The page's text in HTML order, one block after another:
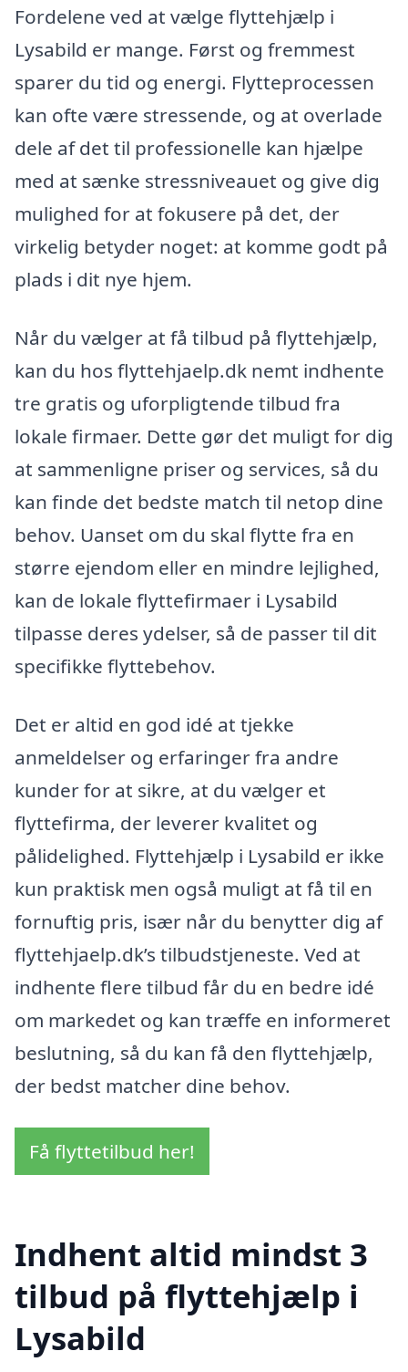
Fordelene ved at vælge flyttehjælp i
Lysabild er mange. Først og fremmest
sparer du tid og energi. Flytteprocessen
kan ofte være stressende, og at overlade
dele af det til professionelle kan hjælpe
med at sænke stressniveauet og give dig
mulighed for at fokusere på det, der
virkelig betyder noget: at komme godt på
plads i dit nye hjem.
Når du vælger at få tilbud på flyttehjælp,
kan du hos flyttehjaelp.dk nemt indhente
tre gratis og uforpligtende tilbud fra
lokale firmaer. Dette gør det muligt for dig
at sammenligne priser og services, så du
kan finde det bedste match til netop dine
behov. Uanset om du skal flytte fra en
større ejendom eller en mindre lejlighed,
kan de lokale flyttefirmaer i Lysabild
tilpasse deres ydelser, så de passer til dit
specifikke flyttebehov.
Det er altid en god idé at tjekke
anmeldelser og erfaringer fra andre
kunder for at sikre, at du vælger et
flyttefirma, der leverer kvalitet og
pålidelighed. Flyttehjælp i Lysabild er ikke
kun praktisk men også muligt at få til en
fornuftig pris, især når du benytter dig af
flyttehjaelp.dk’s tilbudstjeneste. Ved at
indhente flere tilbud får du en bedre idé
om markedet og kan træffe en informeret
beslutning, så du kan få den flyttehjælp,
der bedst matcher dine behov.
Få flyttetilbud her!
Indhent altid mindst 3
tilbud på flyttehjælp i
Lysabild